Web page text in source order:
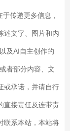
传递更多信息，
述文字、图片和内
及AI自主创作的
者部分内容、文
或承诺，并请自行
直接责任及连带责
联系本站，本站将